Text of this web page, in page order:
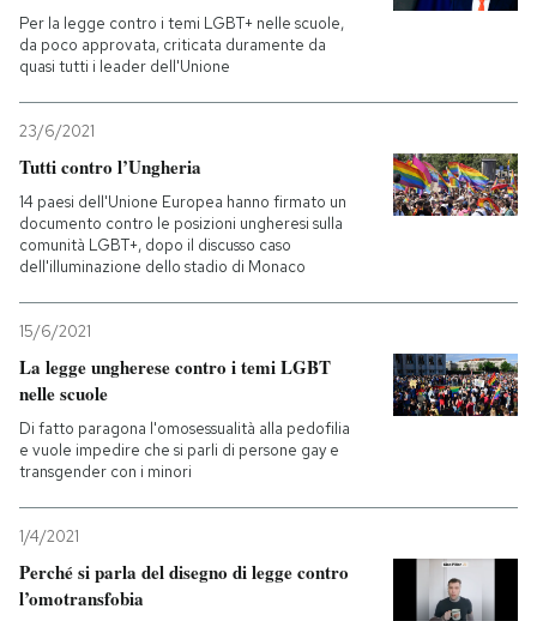
I MIEI PREFERITI
SHOP
CALENDARIO
Entra
Per la legge contro i temi LGBT+ nelle scuole,
da poco approvata, criticata duramente da
quasi tutti i leader dell'Unione
23/6/2021
Tutti contro l’Ungheria
14 paesi dell'Unione Europea hanno firmato un
documento contro le posizioni ungheresi sulla
comunità LGBT+, dopo il discusso caso
dell'illuminazione dello stadio di Monaco
15/6/2021
La legge ungherese contro i temi LGBT
nelle scuole
Di fatto paragona l'omosessualità alla pedofilia
e vuole impedire che si parli di persone gay e
transgender con i minori
1/4/2021
Perché si parla del disegno di legge contro
l’omotransfobia